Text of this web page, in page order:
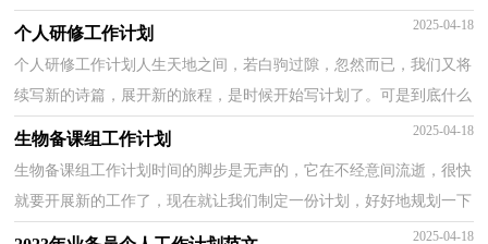
愁了吧？以下是小编为大家整理的幼儿园工作计划，供大...
个人研修工作计划 2025-04-18
个人研修工作计划人生天地之间，若白驹过隙，忽然而已，我们又将
续写新的诗篇，展开新的旅程，是时候开始写计划了。可是到底什么
样的计划才是适合自己的呢？下面是小编为大家整理的个人...
生物备课组工作计划 2025-04-18
生物备课组工作计划时间的脚步是无声的，它在不经意间流逝，很快
就要开展新的工作了，现在就让我们制定一份计划，好好地规划一下
吧。什么样的计划才是有效的呢？以下是小编帮大家整理...
2025-04-18